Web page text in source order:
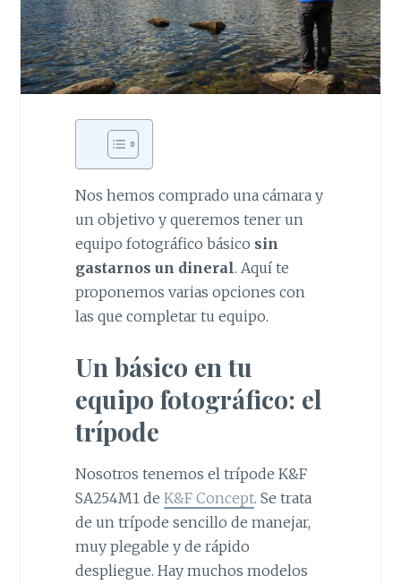
Nos hemos comprado una cámara y
un objetivo y queremos tener un
equipo fotográfico básico sin
gastarnos un dineral. Aquí te
proponemos varias opciones con
las que completar tu equipo.
Un básico en tu
equipo fotográfico: el
trípode
Nosotros tenemos el trípode K&F
SA254M1 de K&F Concept. Se trata
de un trípode sencillo de manejar,
muy plegable y de rápido
despliegue. Hay muchos modelos